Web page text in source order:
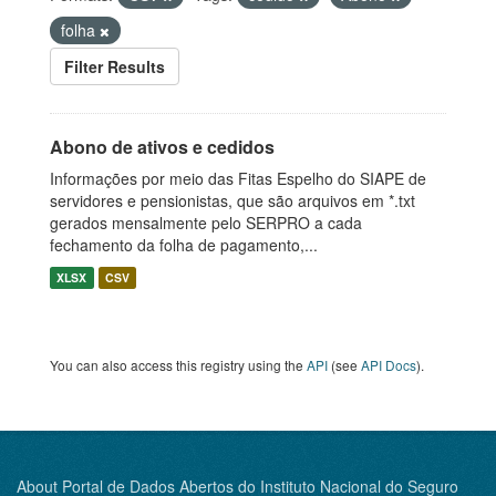
folha
Filter Results
Abono de ativos e cedidos
Informações por meio das Fitas Espelho do SIAPE de
servidores e pensionistas, que são arquivos em *.txt
gerados mensalmente pelo SERPRO a cada
fechamento da folha de pagamento,...
XLSX CSV
You can also access this registry using the API (see API Docs).
About Portal de Dados Abertos do Instituto Nacional do Seguro